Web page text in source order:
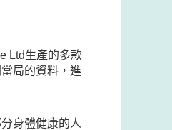
Ltd生產的多款
局的資料，進
身體健康的人